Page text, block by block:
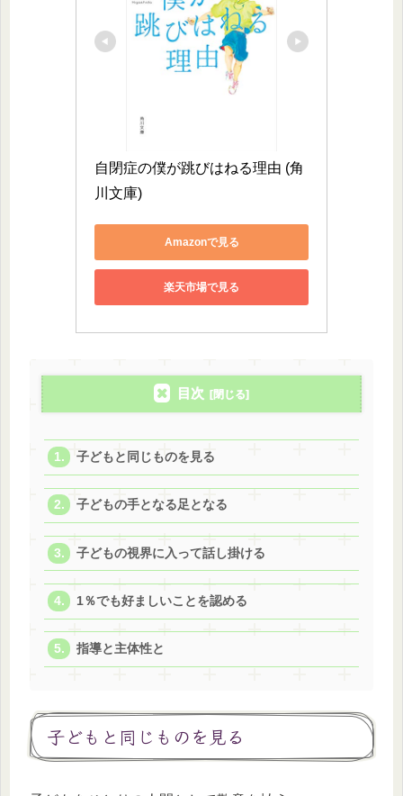
自閉症の僕が跳びはねる理由 (角
川文庫)
Amazonで見る
楽天市場で見る
目次
子どもと同じものを見る
子どもの手となる足となる
子どもの視界に入って話し掛ける
1％でも好ましいことを認める
指導と主体性と
子どもと同じものを見る